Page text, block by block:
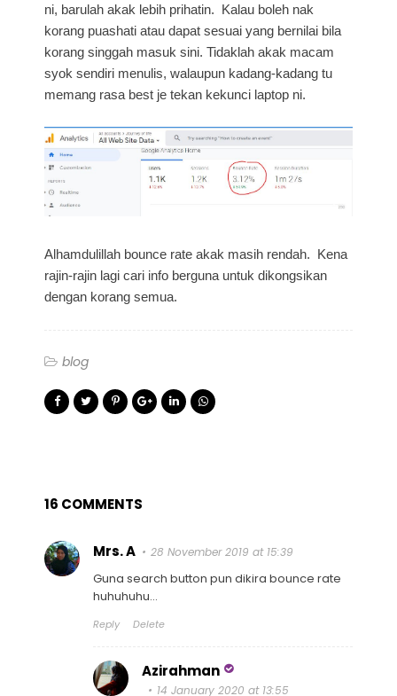
ni, barulah akak lebih prihatin. Kalau boleh nak
korang puashati atau dapat sesuai yang bernilai bila
korang singgah masuk sini. Tidaklah akak macam
syok sendiri menulis, walaupun kadang-kadang tu
memang rasa best je tekan kekunci laptop ni.
Alhamdulillah bounce rate akak masih rendah. Kena
rajin-rajin lagi cari info berguna untuk dikongsikan
dengan korang semua.
blog
16 COMMENTS
Mrs. A 28 November 2019 at 15:39
Guna search button pun dikira bounce rate
huhuhuhu...
Reply Delete
Azirahman
14 January 2020 at 13:55